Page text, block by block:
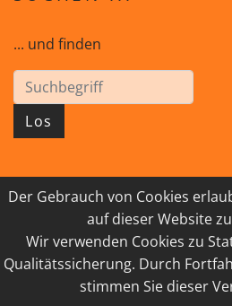
Der Gebrauch von Cookies
auf dieser Website
Wir verwenden Cookies zu
Qualitätssicherung. Durch
stimmen Sie dieser
... und finden
Los
© 2026 GEISTreich -
IMPRESSUM
DATENSCHUTZ